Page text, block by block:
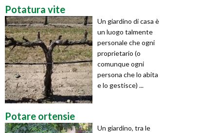
Potatura vite
Un giardino di casa è
un luogo talmente
personale che ogni
proprietario (o
comunque ogni
persona che lo abita
e lo gestisce) ...
Potare ortensie
Un giardino, tra le